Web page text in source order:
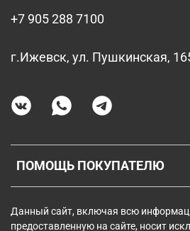
ПОМОЩЬ ПОКУПАТЕЛЮ
+7 905 288 7100
г.Ижевск, ул. Пушкинская,
Данный сайт, включая всю
предоставленную на сайте, носит